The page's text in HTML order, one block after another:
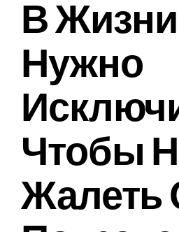
В Жизни
Нужно
Чтобы
Жалеть